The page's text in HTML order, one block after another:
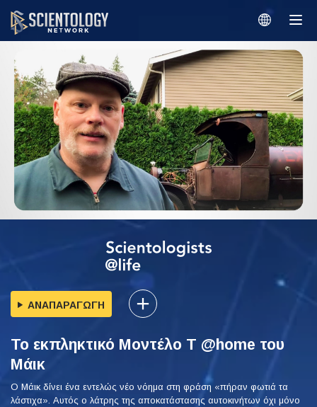
ΑΝΑΠΑΡΑΓΩΓΗ
Το εκπληκτικό Μοντέλο T @home του
Μάικ
Ο Μάικ δίνει ένα εντελώς νέο νόημα στη φράση «πήραν φωτιά τα
λάστιχα». Αυτός ο λάτρης της αποκατάστασης αυτοκινήτων όχι μόνο